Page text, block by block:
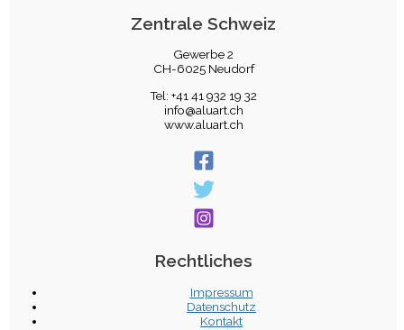
Zentrale Schweiz
Gewerbe 2
CH-6025 Neudorf
Tel: +41 41 932 19 32
info@aluart.ch
www.aluart.ch
Rechtliches
Impressum
Datenschutz
Kontakt